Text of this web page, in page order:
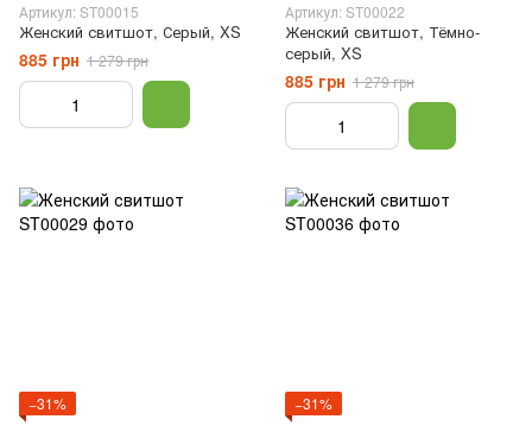
Артикул: ST00015
Женский свитшот, Серый, XS
885 грн 1 279 грн
Артикул: ST00022
Женский свитшот, Тёмно-
серый, XS
885 грн 1 279 грн
−31% −31%